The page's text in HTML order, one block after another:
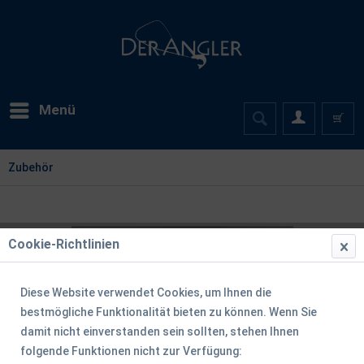
Menü
Zubehör
Cookie-Richtlinien
Diese Website verwendet Cookies, um Ihnen die
bestmögliche Funktionalität bieten zu können. Wenn Sie
damit nicht einverstanden sein sollten, stehen Ihnen
folgende Funktionen nicht zur Verfügung: